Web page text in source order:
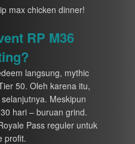
max chicken dinner!
RP M36
langsung, mythic
50. Oleh karena itu,
Meskipun
hari – buruan grind.
Pass reguler untuk
profit.